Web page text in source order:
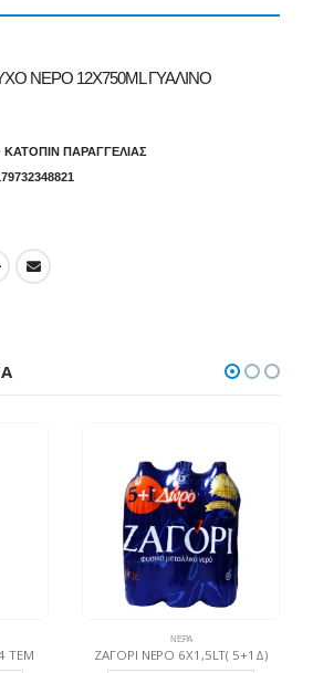
ΝΕΡΟ 12X750ML ΓΥΑΛΙΝΟ
ΚΑΤΌΠΙΝ ΠΑΡΑΓΓΕΛΊΑΣ
TEM
ΝΕΡΆ
ΖΑΓΟΡΙ ΝΕΡΟ 6Χ1,5LT( 5+1Δ)